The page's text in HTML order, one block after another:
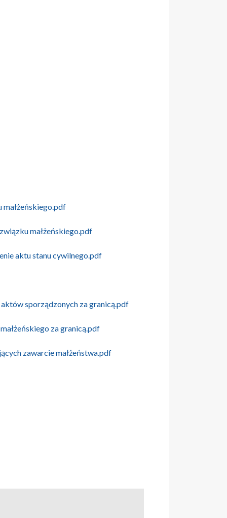
małżeńskiego.pdf
aktu stanu cywilnego.pdf
sporządzonych za granicą.pdf
za granicą.pdf
zawarcie małżeństwa.pdf